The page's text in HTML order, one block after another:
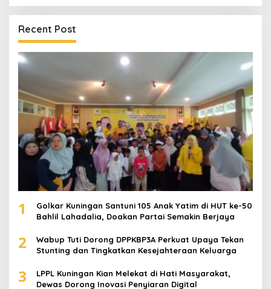
Recent Post
1
Golkar Kuningan Santuni 105 Anak Yatim di HUT ke-50
Bahlil Lahadalia, Doakan Partai Semakin Berjaya
2
Wabup Tuti Dorong DPPKBP3A Perkuat Upaya Tekan
Stunting dan Tingkatkan Kesejahteraan Keluarga
3
LPPL Kuningan Kian Melekat di Hati Masyarakat,
Dewas Dorong Inovasi Penyiaran Digital